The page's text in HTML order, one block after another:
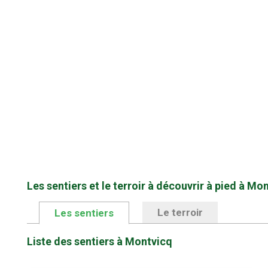
Les sentiers et le terroir à découvrir à pied à
Les sentiers Le terroir
Liste des sentiers à Montvicq